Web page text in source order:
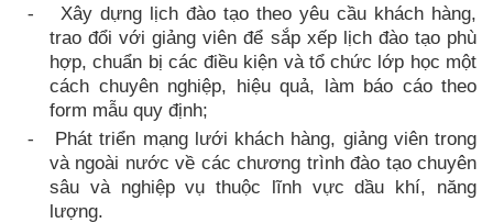
-
Xây dựng lịch đào tạo theo yêu cầu khách hàng,
trao đổi với giảng viên để sắp xếp lịch đào tạo phù
hợp, chuẩn bị các điều kiện và tổ chức lớp học một
cách chuyên nghiệp, hiệu quả, làm báo cáo theo
form mẫu quy định;
-
Phát triển mạng lưới khách hàng, giảng viên trong
và ngoài nước về các chương trình đào tạo chuyên
sâu và nghiệp vụ thuộc lĩnh vực dầu khí, năng
lượng.